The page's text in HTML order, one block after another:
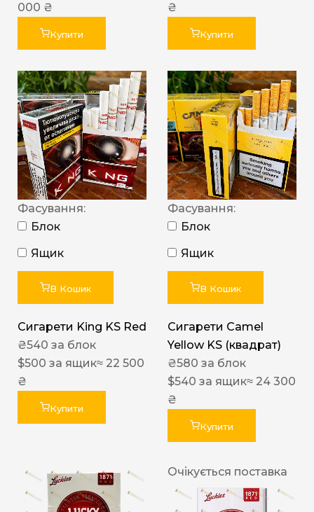
000 ₴
Купити
₴
Купити
Фасування:
Блок
Ящик
В Кошик
Сигарети King KS Red
₴540 за блок
$500 за ящик≈ 22 500
₴
Купити
Фасування:
Блок
Ящик
В Кошик
Сигарети Camel
Yellow KS (квадрат)
₴580 за блок
$540 за ящик≈ 24 300
₴
Купити
Очікується поставка